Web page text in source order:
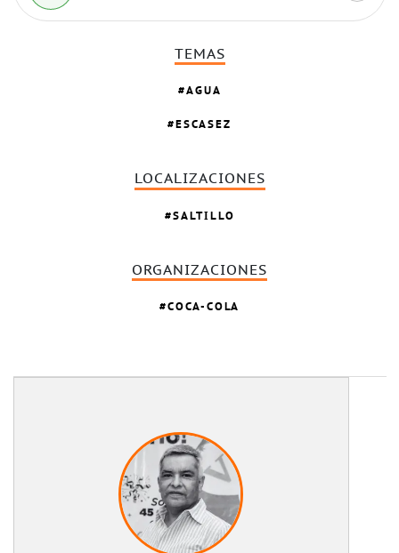
TEMAS
AGUA
ESCASEZ
LOCALIZACIONES
SALTILLO
ORGANIZACIONES
COCA-COLA